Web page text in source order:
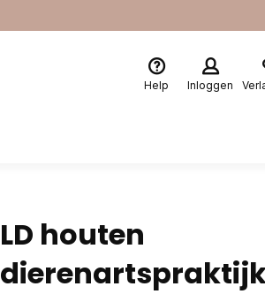
Help Inloggen
LD houten
dierenartspraktijk